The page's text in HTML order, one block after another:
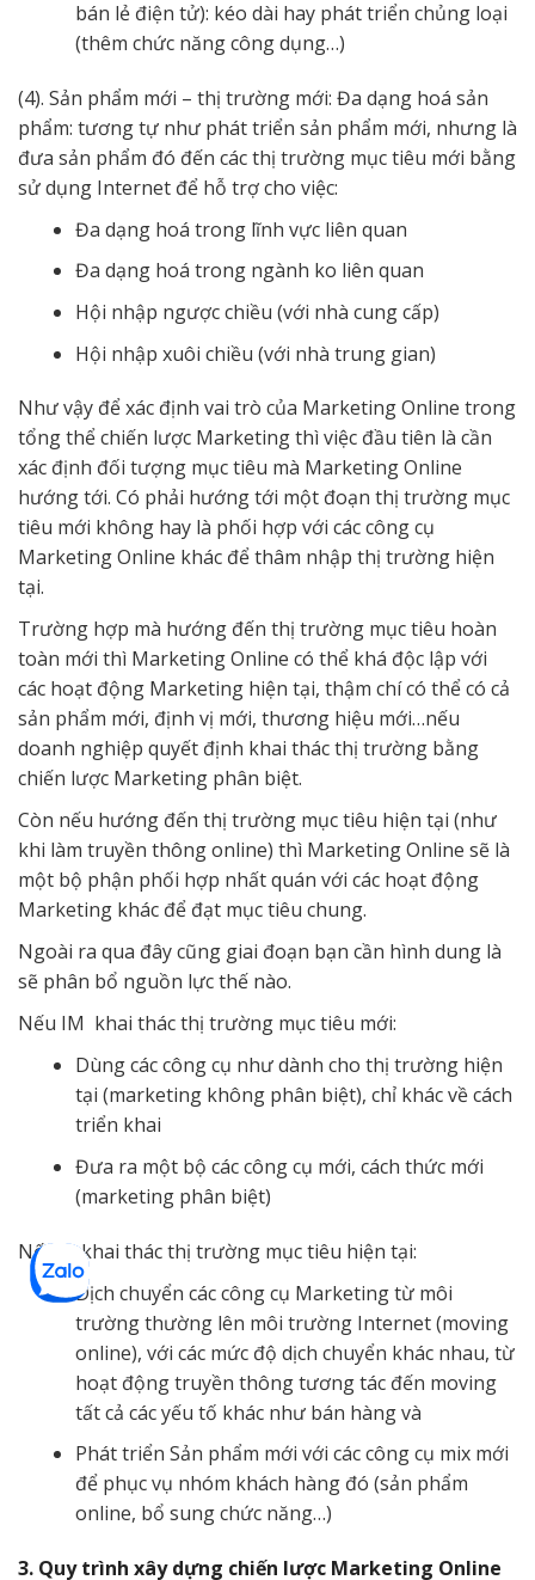
bán lẻ điện tử): kéo dài hay phát triển chủng loại
(thêm chức năng công dụng…)
(4). Sản phẩm mới – thị trường mới: Đa dạng hoá sản
phẩm: tương tự như phát triển sản phẩm mới, nhưng là
đưa sản phẩm đó đến các thị trường mục tiêu mới bằng
sử dụng Internet để hỗ trợ cho việc:
Đa dạng hoá trong lĩnh vực liên quan
Đa dạng hoá trong ngành ko liên quan
Hội nhập ngược chiều (với nhà cung cấp)
Hội nhập xuôi chiều (với nhà trung gian)
Như vậy để xác định vai trò của Marketing Online trong
tổng thể chiến lược Marketing thì việc đầu tiên là cần
xác định đối tượng mục tiêu mà Marketing Online
hướng tới. Có phải hướng tới một đoạn thị trường mục
tiêu mới không hay là phối hợp với các công cụ
Marketing Online khác để thâm nhập thị trường hiện
tại.
Trường hợp mà hướng đến thị trường mục tiêu hoàn
toàn mới thì Marketing Online có thể khá độc lập với
các hoạt động Marketing hiện tại, thậm chí có thể có cả
sản phẩm mới, định vị mới, thương hiệu mới…nếu
doanh nghiệp quyết định khai thác thị trường bằng
chiến lược Marketing phân biệt.
Còn nếu hướng đến thị trường mục tiêu hiện tại (như
khi làm truyền thông online) thì Marketing Online sẽ là
một bộ phận phối hợp nhất quán với các hoạt động
Marketing khác để đạt mục tiêu chung.
Ngoài ra qua đây cũng giai đoạn bạn cần hình dung là
sẽ phân bổ nguồn lực thế nào.
Nếu IM khai thác thị trường mục tiêu mới:
Dùng các công cụ như dành cho thị trường hiện
tại (marketing không phân biệt), chỉ khác về cách
triển khai
Đưa ra một bộ các công cụ mới, cách thức mới
(marketing phân biệt)
Nếu là khai thác thị trường mục tiêu hiện tại:
Dịch chuyển các công cụ Marketing từ môi
trường thường lên môi trường Internet (moving
online), với các mức độ dịch chuyển khác nhau, từ
hoạt động truyền thông tương tác đến moving
tất cả các yếu tố khác như bán hàng và
Phát triển Sản phẩm mới với các công cụ mix mới
để phục vụ nhóm khách hàng đó (sản phẩm
online, bổ sung chức năng…)
3. Quy trình xây dựng chiến lược Marketing Online